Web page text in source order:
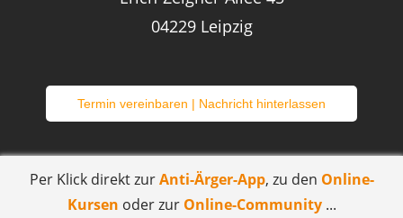
04229 Leipzig
Termin vereinbaren | Nachricht hinterlassen
Datenschutzerklärung |Nutzungsbedingungen |
essum
Per Klick direkt zurAnti-Ärger-App, zu den Online-
Kursen oder zur Online-Community...